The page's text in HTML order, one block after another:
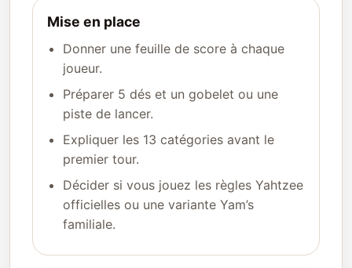
Mise en place
Donner une feuille de score à chaque
joueur.
Préparer 5 dés et un gobelet ou une
piste de lancer.
Expliquer les 13 catégories avant le
premier tour.
Décider si vous jouez les règles Yahtzee
officielles ou une variante Yam’s
familiale.